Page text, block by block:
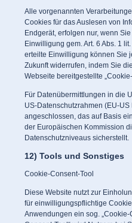
Alle vorgenannten
Cookies für das Auslesen von
Endgerät, erfolgen nur, wenn
Einwilligung gem. Art. 6 Abs. 1
erteilte Einwilligung können Sie
Zukunft widerrufen, indem Sie
Webseite bereitgestellte
Für Datenübermittlungen in die
US-Datenschutzrahmen (EU-
angeschlossen, das auf Basis
der Europäischen Kommission
Datenschutzniveaus sicherstellt.
12) Tools und Sonstiges
Cookie-Consent-Tool
Diese Website nutzt zur
für einwilligungspflichtige
Anwendungen ein sog. „Cookie-